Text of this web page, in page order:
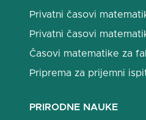
Privatni časovi
Privatni časovi
Časovi matematike za
Priprema za prijemni
PRIRODNE NAUKE